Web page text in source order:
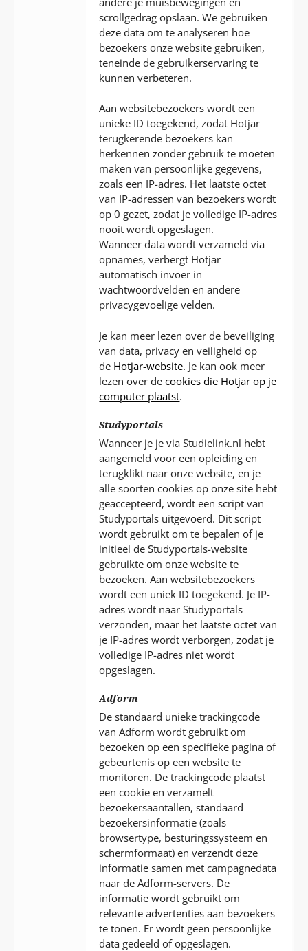
scrollgedrag opslaan. We gebruiken
deze data om te analyseren hoe
bezoekers onze website gebruiken,
teneinde de gebruikerservaring te
kunnen verbeteren.
Aan websitebezoekers wordt een
unieke ID toegekend, zodat Hotjar
terugkerende bezoekers kan
herkennen zonder gebruik te moeten
maken van persoonlijke gegevens,
zoals een IP-adres. Het laatste octet
van IP-adressen van bezoekers wordt
op 0 gezet, zodat je volledige IP-adres
nooit wordt opgeslagen.
Wanneer data wordt verzameld via
opnames, verbergt Hotjar
automatisch invoer in
wachtwoordvelden en andere
privacygevoelige velden.
Je kan meer lezen over de beveiliging
van data, privacy en veiligheid op
de Hotjar-website. Je kan ook meer
lezen over decookies die Hotjar op je
computer plaatst.
Studyportals
Wanneer je je via Studielink.nl hebt
aangemeld voor een opleiding en
terugklikt naar onze website, en je
alle soorten cookies op onze site hebt
geaccepteerd, wordt een script van
Studyportals uitgevoerd. Dit script
wordt gebruikt om te bepalen of je
initieel de Studyportals-website
gebruikte om onze website te
bezoeken. Aan websitebezoekers
wordt een uniek ID toegekend. Je IP-
adres wordt naar Studyportals
verzonden, maar het laatste octet van
je IP-adres wordt verborgen, zodat je
volledige IP-adres niet wordt
opgeslagen.
Adform
De standaard unieke trackingcode
van Adform wordt gebruikt om
bezoeken op een specifieke pagina of
gebeurtenis op een website te
monitoren. De trackingcode plaatst
een cookie en verzamelt
bezoekersaantallen, standaard
bezoekersinformatie (zoals
browsertype, besturingssysteem en
schermformaat) en verzendt deze
informatie samen met campagnedata
naar de Adform-servers. De
informatie wordt gebruikt om
relevante advertenties aan bezoekers
te tonen. Er wordt geen persoonlijke
data gedeeld of opgeslagen.